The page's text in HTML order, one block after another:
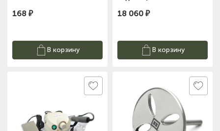
168 ₽
В корзину
18 060 ₽
В корзину